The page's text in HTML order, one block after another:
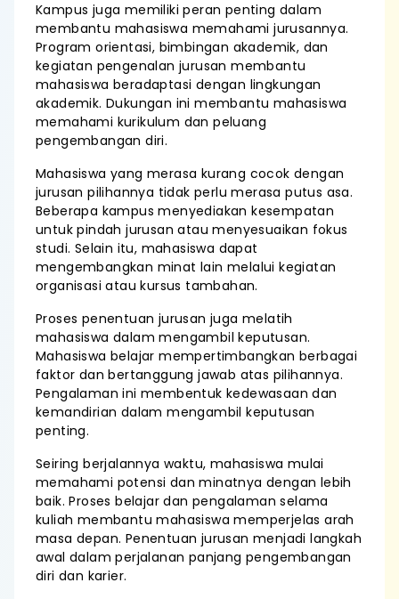
Kampus juga memiliki peran penting dalam
membantu mahasiswa memahami jurusannya.
Program orientasi, bimbingan akademik, dan
kegiatan pengenalan jurusan membantu
mahasiswa beradaptasi dengan lingkungan
akademik. Dukungan ini membantu mahasiswa
memahami kurikulum dan peluang
pengembangan diri.
Mahasiswa yang merasa kurang cocok dengan
jurusan pilihannya tidak perlu merasa putus asa.
Beberapa kampus menyediakan kesempatan
untuk pindah jurusan atau menyesuaikan fokus
studi. Selain itu, mahasiswa dapat
mengembangkan minat lain melalui kegiatan
organisasi atau kursus tambahan.
Proses penentuan jurusan juga melatih
mahasiswa dalam mengambil keputusan.
Mahasiswa belajar mempertimbangkan berbagai
faktor dan bertanggung jawab atas pilihannya.
Pengalaman ini membentuk kedewasaan dan
kemandirian dalam mengambil keputusan
penting.
Seiring berjalannya waktu, mahasiswa mulai
memahami potensi dan minatnya dengan lebih
baik. Proses belajar dan pengalaman selama
kuliah membantu mahasiswa memperjelas arah
masa depan. Penentuan jurusan menjadi langkah
awal dalam perjalanan panjang pengembangan
diri dan karier.